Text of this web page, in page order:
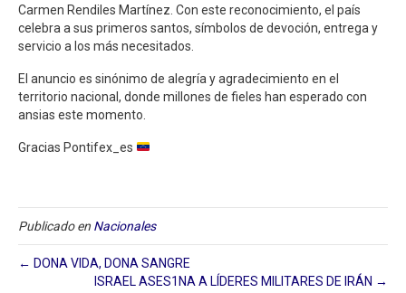
Carmen Rendiles Martínez. Con este reconocimiento, el país
celebra a sus primeros santos, símbolos de devoción, entrega y
servicio a los más necesitados.
El anuncio es sinónimo de alegría y agradecimiento en el
territorio nacional, donde millones de fieles han esperado con
ansias este momento.
Gracias Pontifex_es
Publicado en Nacionales
← DONA VIDA, DONA SANGRE
ISRAEL ASES1NA A LÍDERES MILITARES DE IRÁN →